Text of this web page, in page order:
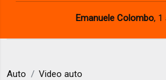
d
e
Emanuele Colombo, 1
Auto Video auto